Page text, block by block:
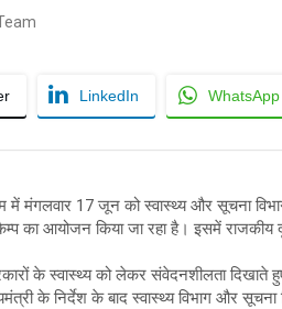
LinkedIn WhatsApp
में मंगलवार 17 जून को स्वास्थ्य और सूचना
का आयोजन किया जा रहा है। इसमें
के स्वास्थ्य को लेकर संवेदनशीलता दिखाते
के निर्देश के बाद स्वास्थ्य विभाग और